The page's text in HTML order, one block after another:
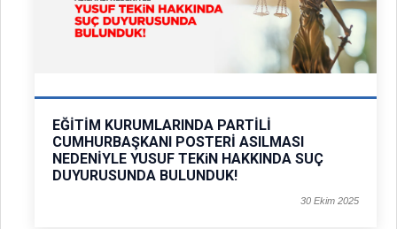
EĞİTİM KURUMLARINDA PARTİLİ
CUMHURBAŞKANI POSTERİ ASILMASI
NEDENİYLE YUSUF TEKiN HAKKINDA SUÇ
DUYURUSUNDA BULUNDUK!
30 Ekim 2025